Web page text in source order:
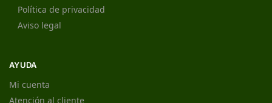
Política de privacidad
Aviso legal
AYUDA
Mi cuenta
Atención al cliente